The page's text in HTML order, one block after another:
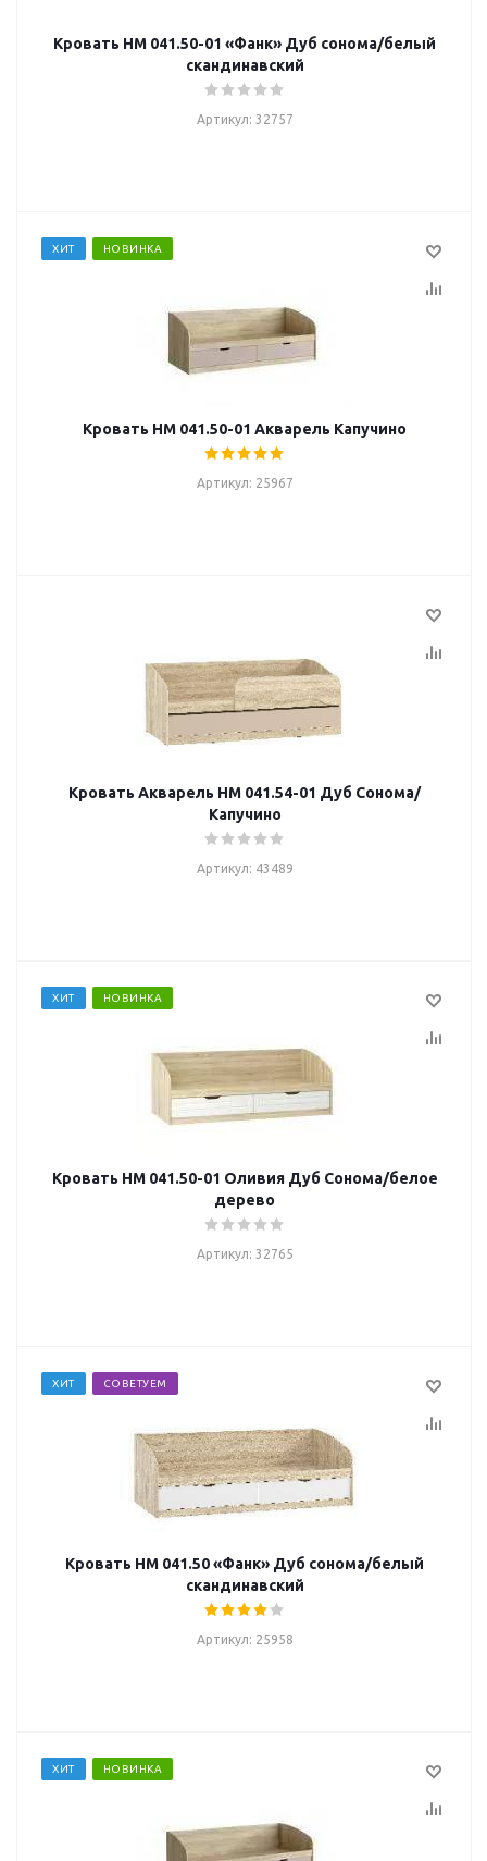
Кровать НМ 041.50-01 «Фанк» Дуб сонома/белый
скандинавский
Артикул: 32757
ХИТ НОВИНКА
Кровать НМ 041.50-01 Акварель Капучино
Артикул: 25967
Кровать Акварель НМ 041.54-01 Дуб Сонома/
Капучино
Артикул: 43489
ХИТ НОВИНКА
Кровать НМ 041.50-01 Оливия Дуб Сонома/белое
дерево
Артикул: 32765
ХИТ СОВЕТУЕМ
Кровать НМ 041.50 «Фанк» Дуб сонома/белый
скандинавский
Артикул: 25958
ХИТ НОВИНКА